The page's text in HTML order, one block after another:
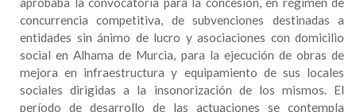
concurrencia competitiva, de subvenciones destinadas a
entidades sin ánimo de lucro y asociaciones con domicilio
social en Alhama de Murcia, para la ejecución de obras de
mejora en infraestructura y equipamiento de sus locales
sociales dirigidas a la insonorización de los mismos. El
período de desarrollo de las actuaciones se contempla